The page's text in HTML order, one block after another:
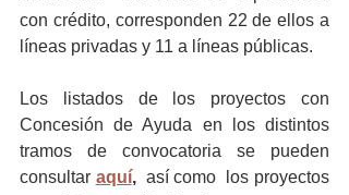
con crédito, corresponden 22 de ellos a
líneas privadas y 11 a líneas públicas.
Los listados de los proyectos con
Concesión de Ayuda en los distintos
tramos de convocatoria se pueden
consultar aquí,
  así como  los proyectos